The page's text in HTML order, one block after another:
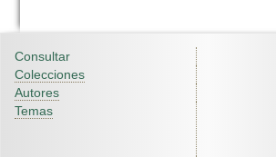
Consultar
Colecciones
Autores
Temas